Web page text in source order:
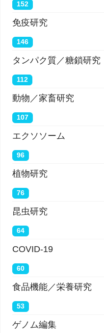
152
免疫研究
146
タンパク質／糖鎖研究
112
動物／家畜研究
107
エクソソーム
96
植物研究
76
昆虫研究
64
COVID-19
60
食品機能／栄養研究
53
ゲノム編集